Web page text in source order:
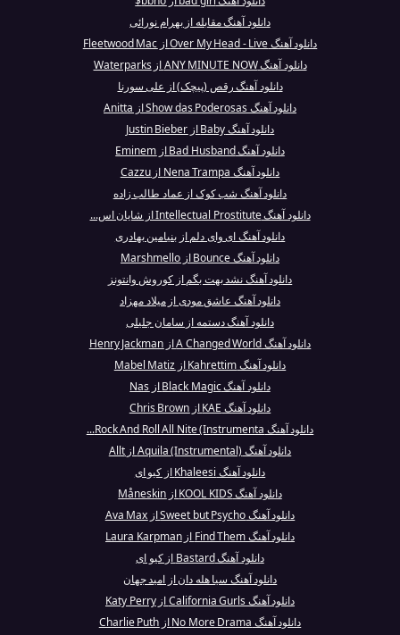
دانلود آهنگ مقابله از بهرام نورائی
دانلود آهنگ Over My Head - Live از Fleetwood Mac
دانلود آهنگ ANY MINUTE NOW از Waterparks
دانلود آهنگ رقص (پیچک) از علی سورنا
دانلود آهنگ Show das Poderosas از Anitta
دانلود آهنگ Baby از Justin Bieber
دانلود آهنگ Bad Husband از Eminem
دانلود آهنگ Nena Trampa از Cazzu
دانلود آهنگ شب کوک از عماد طالب زاده
دانلود آهنگ Intellectual Prostitute از شایان اس...
دانلود آهنگ ای وای دلم از بنیامین بهادری
دانلود آهنگ Bounce از Marshmello
دانلود آهنگ نشد بهت بگم از کوروش وانتونز
دانلود آهنگ عاشق مودی از میلاد مهزاد
دانلود آهنگ دستمه از سامان جلیلی
دانلود آهنگ A Changed World از Henry Jackman
دانلود آهنگ Kahrettim از Mabel Matiz
دانلود آهنگ Black Magic از Nas
دانلود آهنگ KAE از Chris Brown
دانلود آهنگ Rock And Roll All Nite (Instrumenta...
دانلود آهنگ Aquila (Instrumental) از Allt
دانلود آهنگ Khaleesi از کیو ای
دانلود آهنگ KOOL KIDS از Måneskin
دانلود آهنگ Sweet but Psycho از Ava Max
دانلود آهنگ Find Them از Laura Karpman
دانلود آهنگ Bastard از کیو ای
دانلود آهنگ سیا هله دان از امید جهان
دانلود آهنگ California Gurls از Katy Perry
دانلود آهنگ No More Drama از Charlie Puth